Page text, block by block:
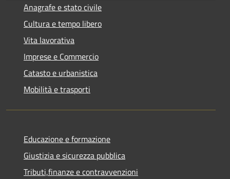
Anagrafe e stato civile
Cultura e tempo libero
Vita lavorativa
Imprese e Commercio
Catasto e urbanistica
Mobilità e trasporti
Educazione e formazione
Giustizia e sicurezza pubblica
Tributi,finanze e contravvenzioni